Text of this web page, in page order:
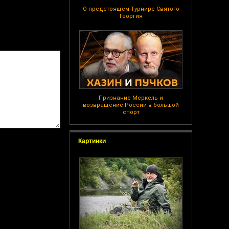
О предстоящем Турнире Святого
Георгия
Признание Меркель и
возвращение России в большой
спорт
Картинки